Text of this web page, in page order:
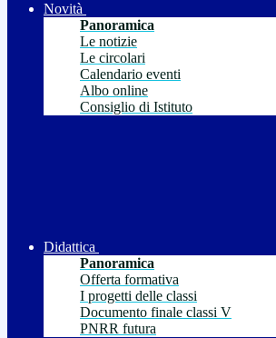
Novità
Panoramica
Le notizie
Le circolari
Calendario eventi
Albo online
Consiglio di Istituto
Didattica
Panoramica
Offerta formativa
I progetti delle classi
Documento finale classi V
PNRR futura